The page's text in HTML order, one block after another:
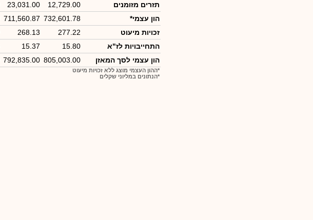
תזרים מזומנים
12,729.00
23,031.00
הון עצמי*
732,601.78
711,560.87
זכויות מיעוט
277.22
268.13
התחייבויות לז"א
15.80
15.37
הון עצמי לסך המאזן
805,003.00
792,835.00
*ההון העצמי מוצג ללא זכויות מיעוט
*הנתונים במליוני שקלים